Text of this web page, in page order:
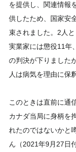
を提供し、関連情報
供したため、国家安
束されました。2人
実業家には懲役11年
の判決が下りました
人は病気を理由に保
このときは直前に通
カナダ当局に身柄を
れたのではないかと
ん（2021年9月27日